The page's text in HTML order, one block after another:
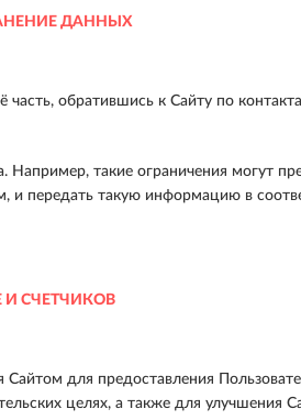
ДАННЫХ
обратившись к Сайту по
Например, такие ограничения могут
и передать такую информацию в
СЧЕТЧИКОВ
Сайтом для предоставления
целях, а также для улучшения